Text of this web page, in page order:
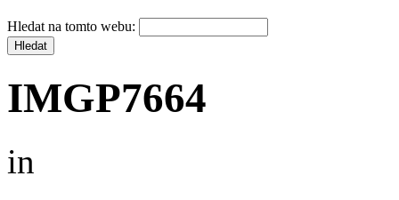
Hledat na tomto webu:
IMGP7664
in